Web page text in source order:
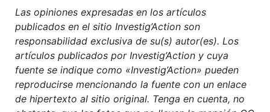
Las opiniones expresadas en los artículos
publicados en el sitio Investig’Action son
responsabilidad exclusiva de su(s) autor(es). Los
artículos publicados por Investig’Action y cuya
fuente se indique como «Investig’Action» pueden
reproducirse mencionando la fuente con un enlace
de hipertexto al sitio original. Tenga en cuenta, no